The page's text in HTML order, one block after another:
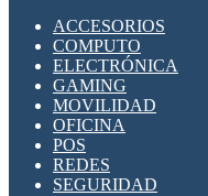
SUPRESOR DE
APLICACIONES
ACCESORIOS
COMPUTO
ELECTRÓNICA
GAMING
MOVILIDAD
OFICINA
POS
REDES
SEGURIDAD